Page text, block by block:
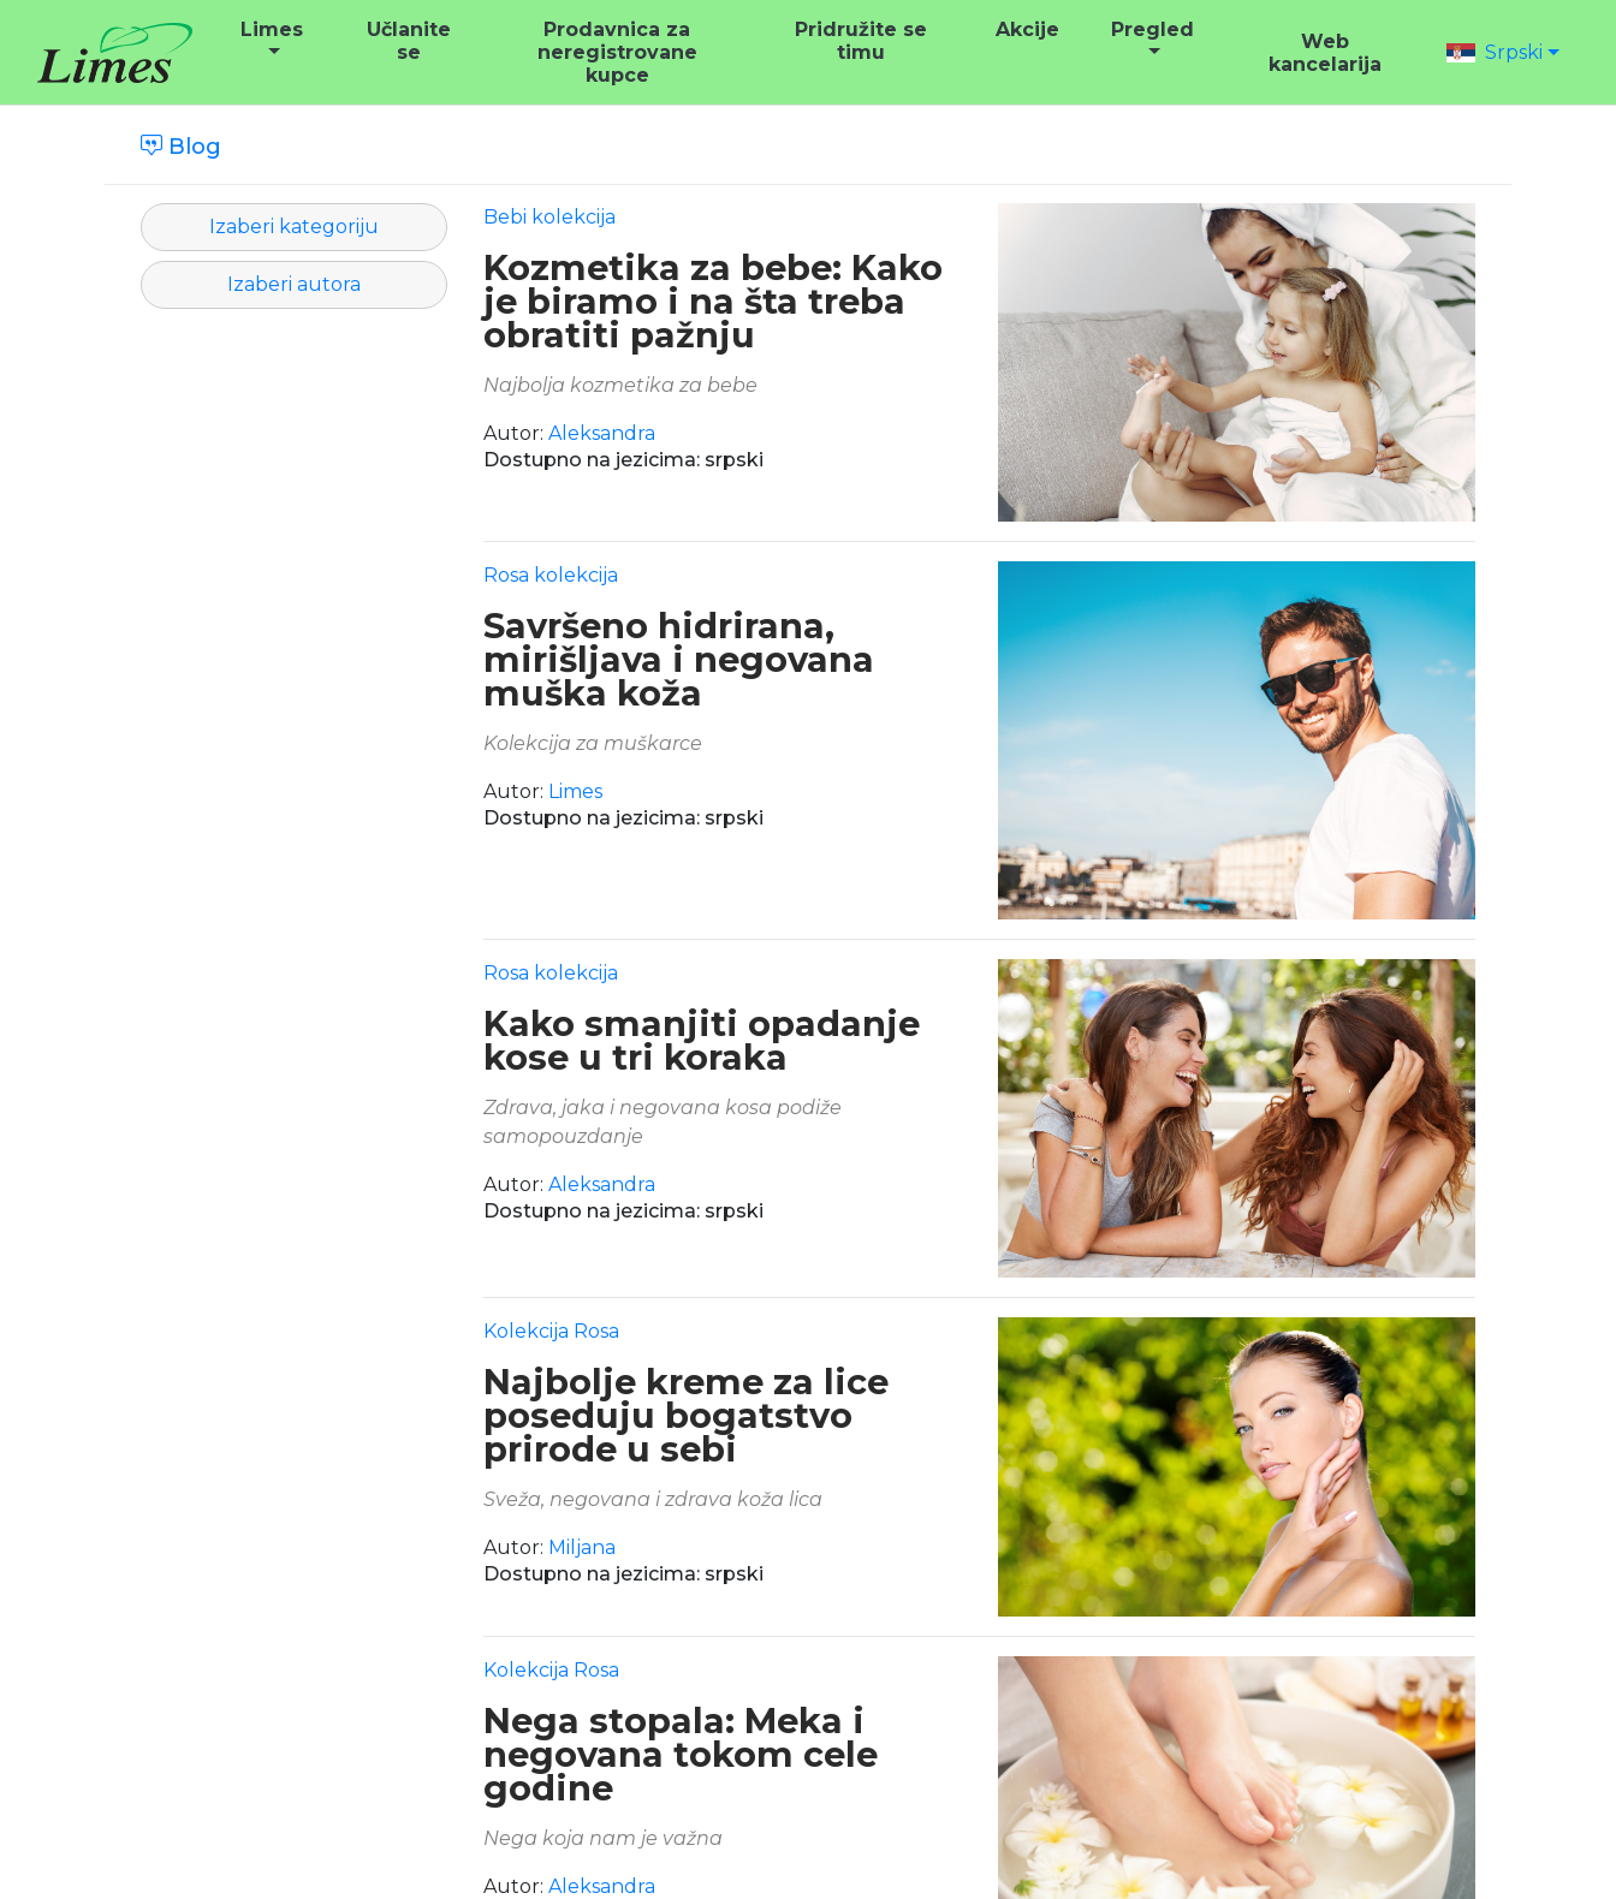
Limes
Učlanite
se
Prodavnica za
neregistrovane
kupce
Pridružite se
timu
Akcije Pregled
Web
kancelarija
Srpski
Blog
Izaberi kategoriju
Izaberi autora
Bebi kolekcija
Kozmetika za bebe: Kako
je biramo i na šta treba
obratiti pažnju
Najbolja kozmetika za bebe
Autor: Aleksandra
Dostupno na jezicima: srpski
Rosa kolekcija
Savršeno hidrirana,
mirišljava i negovana
muška koža
Kolekcija za muškarce
Autor: Limes
Dostupno na jezicima: srpski
Rosa kolekcija
Kako smanjiti opadanje
kose u tri koraka
Zdrava, jaka i negovana kosa podiže
samopouzdanje
Autor: Aleksandra
Dostupno na jezicima: srpski
Kolekcija Rosa
Najbolje kreme za lice
poseduju bogatstvo
prirode u sebi
Sveža, negovana i zdrava koža lica
Autor: Miljana
Dostupno na jezicima: srpski
Kolekcija Rosa
Nega stopala: Meka i
negovana tokom cele
godine
Nega koja nam je važna
Autor: Aleksandra